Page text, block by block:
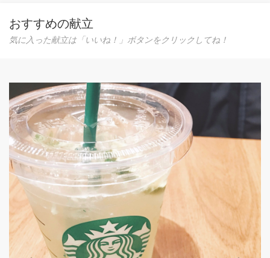
おすすめの献立
気に入った献立は「いいね！」ボタンをクリックしてね！